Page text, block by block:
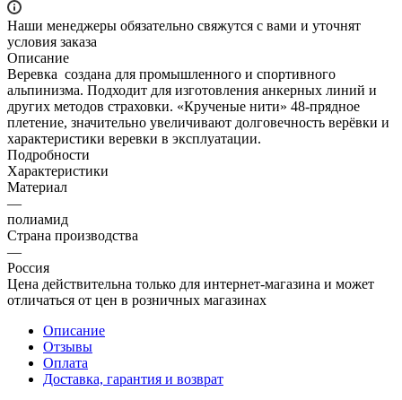
Наши менеджеры обязательно свяжутся с вами и уточнят
условия заказа
Описание
Веревка создана для промышленного и спортивного
альпинизма. Подходит для изготовления анкерных линий и
других методов страховки. «Крученые нити» 48-прядное
плетение, значительно увеличивают долговечность верёвки и
характеристики веревки в эксплуатации.
Подробности
Характеристики
Материал
—
полиамид
Страна производства
—
Россия
Цена действительна только для интернет-магазина и может
отличаться от цен в розничных магазинах
Описание
Отзывы
Оплата
Доставка, гарантия и возврат